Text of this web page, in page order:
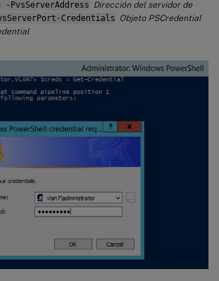
-PvsServerAddress Dirección del servidor de
Credentials Objeto PSCredential